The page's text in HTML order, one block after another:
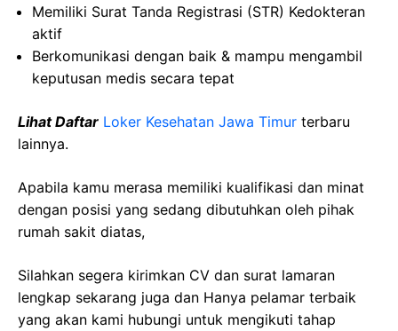
Memiliki Surat Tanda Registrasi (STR) Kedokteran
aktif
Berkomunikasi dengan baik & mampu mengambil
keputusan medis secara tepat
Lihat Daftar Loker Kesehatan Jawa Timur terbaru
lainnya.
Apabila kamu merasa memiliki kualifikasi dan minat
dengan posisi yang sedang dibutuhkan oleh pihak
rumah sakit diatas,
Silahkan segera kirimkan CV dan surat lamaran
lengkap sekarang juga dan Hanya pelamar terbaik
yang akan kami hubungi untuk mengikuti tahap